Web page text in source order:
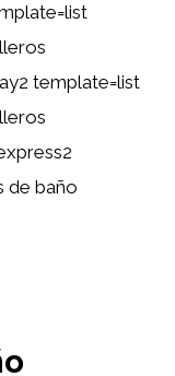
template=list
de baño